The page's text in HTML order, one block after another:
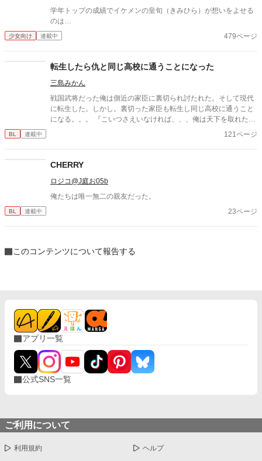
学年トップの成績でイケメンの皇旬（きみひら）が想いをよせる
のは…
少女向け 連載中 479ページ
転生したら仇と同じ高校に通うことになった
三島みかん
戦国武将だった俺は側近の家臣に裏切られ討たれた。そして現代
に転生した。しかし。裏切った家臣も転生し同じ高校に通うこと
になる。。。 『こいつさえいなければ、、、俺は天下を取れたの
に』 同じ時代に転生してしまった不運に悩む日々 なぜお前は俺を
BL 連載中 121ページ
CHERRY
ロジコ@J庭お05b
俺たちは唯一無二の親友だった。
BL 連載中 23ページ
このコンテンツについて報告する
アプリ一覧
公式SNS一覧
ご利用について
利用規約 ヘルプ